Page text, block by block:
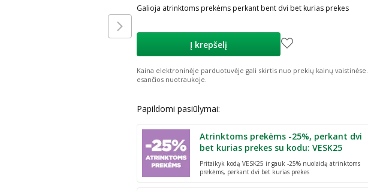
Galioja atrinktoms prekėms perkant bent dvi bet kurias prekes
Į krepšelį
Kaina elektroninėje parduotuvėje gali skirtis nuo prekių kainų vaistinėse.
esančios nuotraukoje.
Papildomi pasiūlymai:
Atrinktoms prekėms -25%, perkant dvi
bet kurias prekes su kodu: VESK25
Pritaikyk kodą VESK25 ir gauk -25% nuolaidą atrinktoms
prekėms, perkant dvi bet kurias prekes